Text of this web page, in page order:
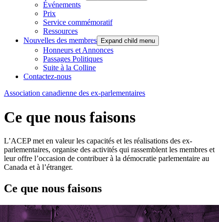
Événements
Prix
Service commémoratif
Ressources
Nouvelles des membres
Expand child menu
Honneurs et Annonces
Passages Politiques
Suite à la Colline
Contactez-nous
Association canadienne des ex-parlementaires
Ce que nous faisons
L’ACEP met en valeur les capacités et les réalisations des ex-
parlementaires, organise des activités qui rassemblent les membres et
leur offre l’occasion de contribuer à la démocratie parlementaire au
Canada et à l’étranger.
Ce que nous faisons